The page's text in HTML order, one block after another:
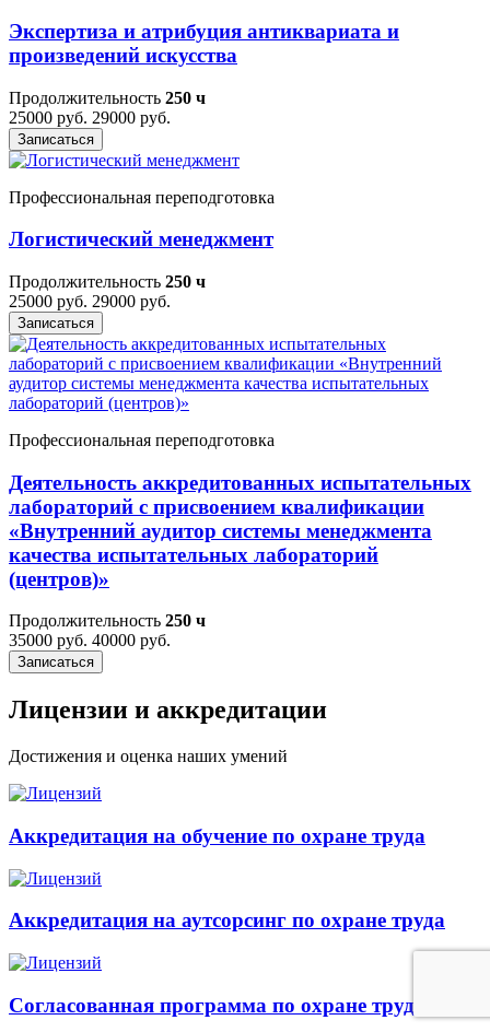
Экспертиза и атрибуция антиквариата и
произведений искусства
Продолжительность 250 ч
25000 руб. 29000 руб.
Записаться
Профессиональная переподготовка
Логистический менеджмент
Продолжительность 250 ч
25000 руб. 29000 руб.
Записаться
Профессиональная переподготовка
Деятельность аккредитованных испытательных
лабораторий с присвоением квалификации
«Внутренний аудитор системы менеджмента
качества испытательных лабораторий
(центров)»
Продолжительность 250 ч
35000 руб. 40000 руб.
Записаться
Лицензии и аккредитации
Достижения и оценка наших умений
Аккредитация на обучение по охране труда
Аккредитация на аутсорсинг по охране труда
Согласованная программа по охране труда